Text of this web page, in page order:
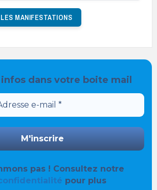
MANIFESTATIONS
dans votre boite mail
pas ! Consultez notre
pour plus